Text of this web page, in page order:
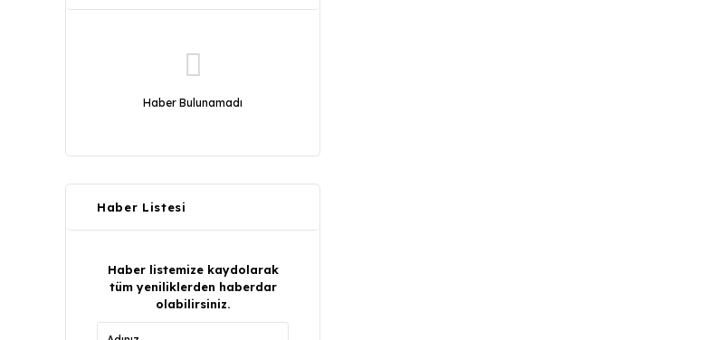
Haber Bulunamadı
Haber Listesi
Haber listemize kaydolarak
tüm yeniliklerden haberdar
olabilirsiniz.